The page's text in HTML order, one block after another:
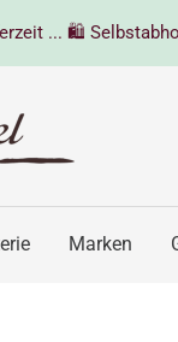
... 🛍️
Marken